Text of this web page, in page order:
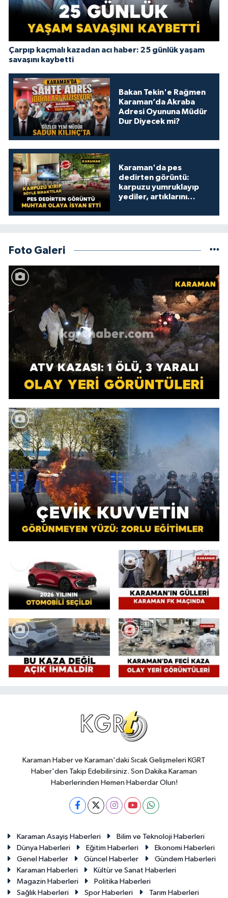
Çarpıp kaçmalı kazadan acı haber: 25 günlük yaşam
savaşını kaybetti
Bakan Tekin'e Rağmen
Karaman’da Akraba
Adresi Oyununa Müdür
Dur Diyecek mi?
Karaman'da pes
dedirten görüntü:
karpuzu yumruklayıp
yediler, artıklarını
Foto Galeri
Karaman Haber ve Karaman'daki Sıcak Gelişmeleri KGRT
Haber'den Takip Edebilirsiniz. Son Dakika Karaman
Haberlerinden Hemen Haberdar Olun!
Karaman Asayiş Haberleri
Bilim ve Teknoloji Haberleri
Dünya Haberleri
Eğitim Haberleri
Ekonomi Haberleri
Genel Haberler
Güncel Haberler
Gündem Haberleri
Karaman Haberleri
Kültür ve Sanat Haberleri
Magazin Haberleri
Politika Haberleri
Sağlık Haberleri
Spor Haberleri Tarım Haberleri